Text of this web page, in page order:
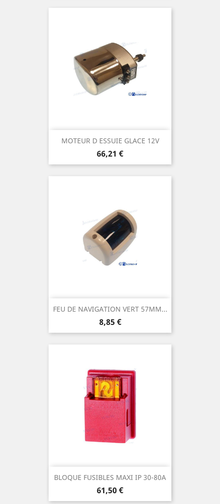
MOTEUR D ESSUIE GLACE 12V
Prix
66,21 €
FEU DE NAVIGATION VERT 57MM...
Prix
8,85 €
BLOQUE FUSIBLES MAXI IP 30-80A
Prix
61,50 €